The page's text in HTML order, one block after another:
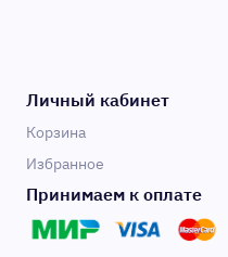
Личный кабинет
Корзина
Избранное
Принимаем к оплате